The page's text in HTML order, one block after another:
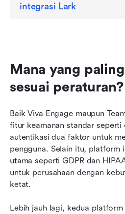
integrasi Lark
Mana yang
sesuai peraturan?
Baik Viva Engage maupun
fitur keamanan standar seperti
autentikasi dua faktor untuk
pengguna. Selain itu, platform
utama seperti GDPR dan
untuk perusahaan dengan
ketat.
Lebih jauh lagi, kedua